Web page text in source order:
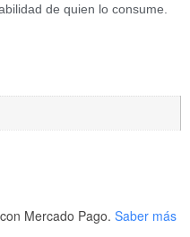
de quien lo consume.
con Mercado Pago. Saber más